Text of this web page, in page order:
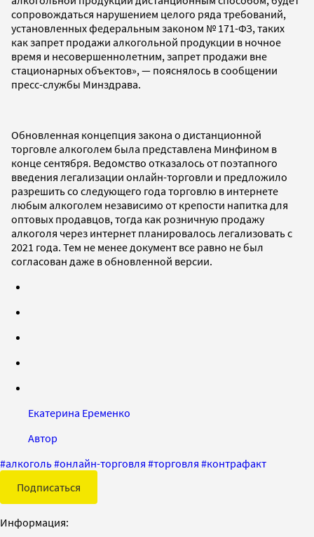
сопровождаться нарушением целого ряда требований,
установленных федеральным законом № 171-ФЗ, таких
как запрет продажи алкогольной продукции в ночное
время и несовершеннолетним, запрет продажи вне
стационарных объектов», — пояснялось в сообщении
пресс-службы Минздрава.
Обновленная концепция закона о дистанционной
торговле алкоголем была представлена Минфином в
конце сентября. Ведомство отказалось от поэтапного
введения легализации онлайн-торговли и предложило
разрешить со следующего года торговлю в интернете
любым алкоголем независимо от крепости напитка для
оптовых продавцов, тогда как розничную продажу
алкоголя через интернет планировалось легализовать с
2021 года. Тем не менее документ все равно не был
согласован даже в обновленной версии.
Екатерина Еременко
Автор
#алкоголь#онлайн-торговля #торговля #контрафакт
Подписаться
Информация: